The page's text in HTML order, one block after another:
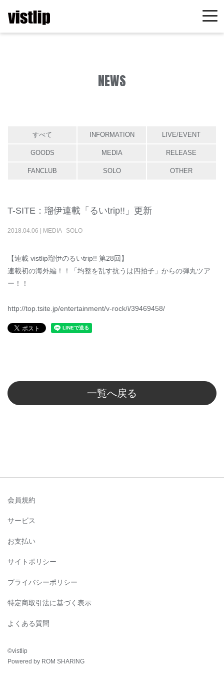
NEWS
すべて INFORMATION LIVE/EVENT
GOODS MEDIA RELEASE
FANCLUB SOLO OTHER
T-SITE：瑠伊連載「るいtrip!!」更新
2018.04.06 MEDIA SOLO
【連載 vistlip瑠伊のるいtrip!! 第28回】
連載初の海外編！！「均整を乱す抗うは四拍子」からの弾丸ツア
ー！！
http://top.tsite.jp/entertainment/v-rock/i/39469458/
一覧へ戻る
会員規約
サービス
お支払い
サイトポリシー
プライバシーポリシー
特定商取引法に基づく表示
よくある質問
©︎vistlip
Powered by ROM SHARING